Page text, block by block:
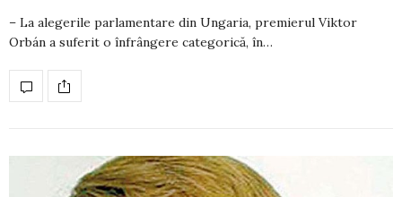
– La alegerile parlamentare din Ungaria, premierul Viktor
Orbán a suferit o înfrângere categorică, în…